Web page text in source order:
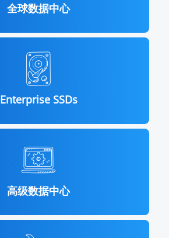
全球数据中心
Enterprise SSDs
高级数据中心